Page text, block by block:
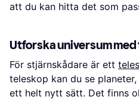
att du kan hitta det som
Utforska universum
För stjärnskådare är ett
teleskop kan du se
ett helt nytt sätt. Det finns